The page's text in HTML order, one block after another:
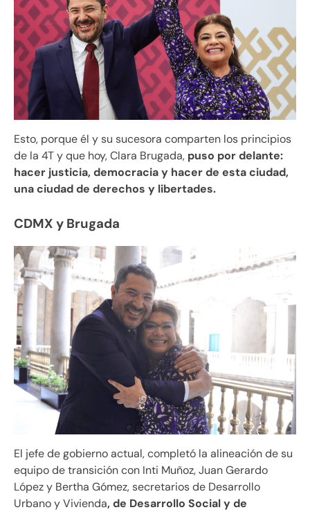
Esto, porque él y su sucesora comparten los principios
de la 4T y que hoy, Clara Brugada, puso por delante:
hacer justicia, democracia y hacer de esta ciudad,
una ciudad de derechos y libertades.
CDMX y Brugada
El jefe de gobierno actual, completó la alineación de su
equipo de transición con Inti Muñoz, Juan Gerardo
López y Bertha Gómez, secretarios de Desarrollo
Urbano y Vivienda, de Desarrollo Social y de